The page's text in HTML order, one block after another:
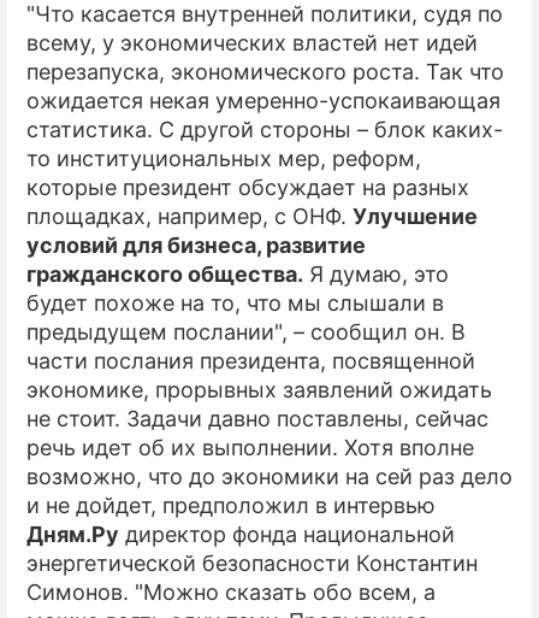
"Что касается внутренней политики, cудя по
всему, у экономических властей нет идей
перезапуска, экономического роста. Так что
ожидается некая умеренно-успокаивающая
статистика. С другой стороны – блок каких-
то институциональных мер, реформ,
которые президент обсуждает на разных
площадках, например, с ОНФ. Улучшение
условий для бизнеса, развитие
гражданского общества. Я думаю, это
будет похоже на то, что мы слышали в
предыдущем послании", – сообщил он. В
части послания президента, посвященной
экономике, прорывных заявлений ожидать
не стоит. Задачи давно поставлены, сейчас
речь идет об их выполнении. Хотя вполне
возможно, что до экономики на сей раз дело
и не дойдет, предположил в интервью
Дням.Ру директор фонда национальной
энергетической безопасности Константин
Симонов. "Можно сказать обо всем, а